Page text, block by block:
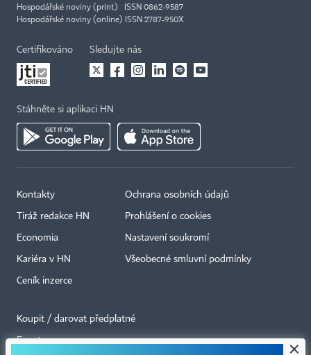
Hospodářské noviny (print) ISSN 0862-9587
Hospodářské noviny (online) ISSN 2787-950X
Certifikováno Sledujte nás
Stáhněte si aplikaci HN
Kontakty
Tiráž redakce HN
Economia
Kariéra v HN
Ceník inzerce
Ochrana osobních údajů
Prohlášení o cookies
Nastavení soukromí
Všeobecné smluvní podmínky
Koupit / darovat předplatné
Eventy ×